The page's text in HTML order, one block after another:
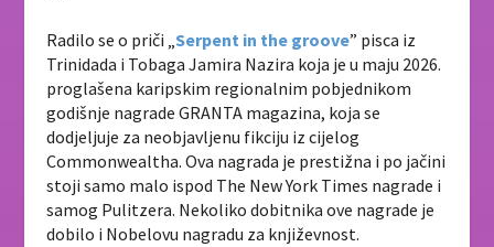
Radilo se o priči „Serpent in the groove” pisca iz
Trinidada i Tobaga Jamira Nazira koja je u maju 2026.
proglašena karipskim regionalnim pobjednikom
godišnje nagrade GRANTA magazina, koja se
dodjeljuje za neobjavljenu fikciju iz cijelog
Commonwealtha. Ova nagrada je prestižna i po jačini
stoji samo malo ispod The New York Times nagrade i
samog Pulitzera. Nekoliko dobitnika ove nagrade je
dobilo i Nobelovu nagradu za književnost.